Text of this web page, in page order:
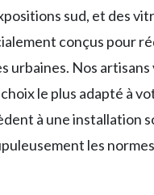
sud, et des
conçus pour
urbaines. Nos artisans
le plus adapté à
à une installation
les normes